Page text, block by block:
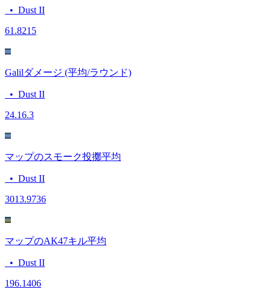
• Dust II
61.8215
Galilダメージ (平均/ラウンド)
• Dust II
24.16.3
マップのスモーク投擲平均
• Dust II
3013.9736
マップのAK47キル平均
• Dust II
196.1406